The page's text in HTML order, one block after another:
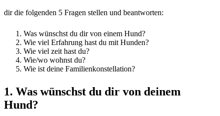
dir die folgenden 5 Fragen stellen und beantworten:
Was wünschst du dir von einem Hund?
Wie viel Erfahrung hast du mit Hunden?
Wie viel zeit hast du?
Wie/wo wohnst du?
Wie ist deine Familienkonstellation?
1. Was wünschst du dir von deinem
Hund?